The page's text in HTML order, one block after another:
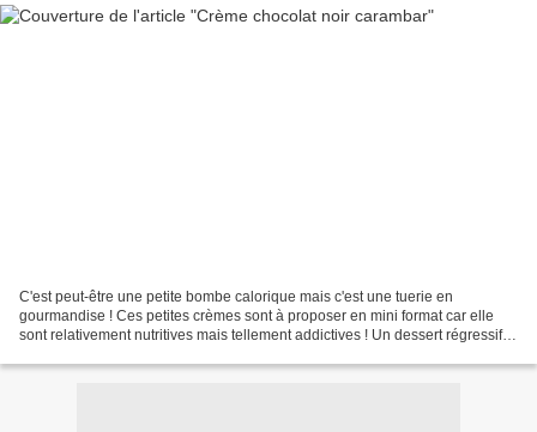
C'est peut-être une petite bombe calorique mais c'est une tuerie en
gourmandise ! Ces petites crèmes sont à proposer en mini format car elle
sont relativement nutritives mais tellement addictives ! Un dessert régressif à